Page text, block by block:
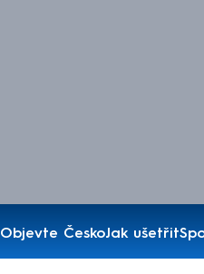
Objevte ČeskoJak ušetřit